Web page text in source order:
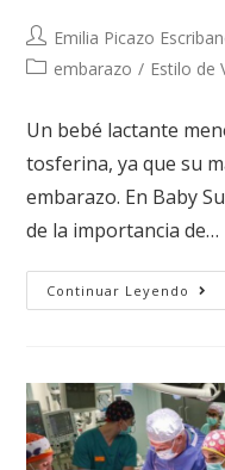
Emilia Picazo
embarazo / Estilo de
Un bebé lactante
tosferina, ya que su
embarazo. En Baby
de la importancia de…
Continuar Leyendo